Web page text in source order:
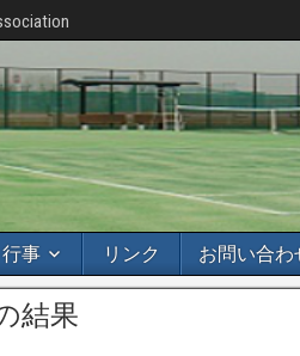
行事 リンク お問い合わ
結果